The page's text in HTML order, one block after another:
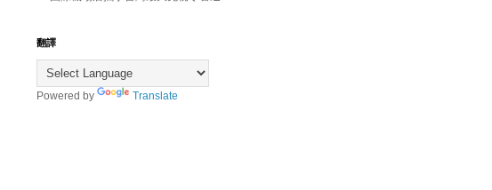
翻譯
Powered by Translate